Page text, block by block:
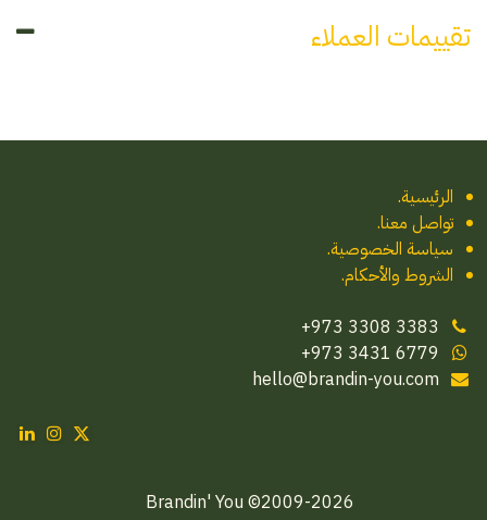
تقييمات العملاء
الرئيسية.
تواصل معنا.
سياسة الخصوصية.
الشروط والأحكام.
‪+973 3308 3383
‪+973 3431 6779‬
hello@brandin-you.com
2009-2026© Brandin' You